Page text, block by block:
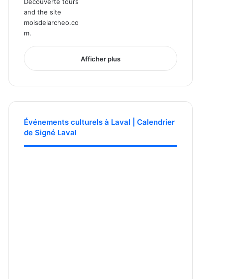
Afficher plus
Événements culturels à Laval | Calendrier
de Signé Laval